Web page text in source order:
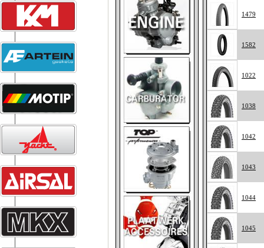
1479
1582
1022
1038
1042
1043
1044
1045